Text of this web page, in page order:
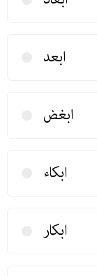
ابعد
ابغض
ابكاء
ابكار